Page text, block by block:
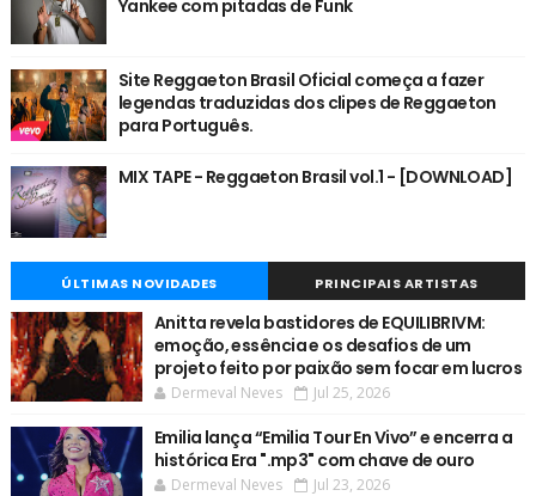
Yankee com pitadas de Funk
Site Reggaeton Brasil Oficial começa a fazer
legendas traduzidas dos clipes de Reggaeton
para Português.
MIX TAPE - Reggaeton Brasil vol.1 - [DOWNLOAD]
ÚLTIMAS NOVIDADES PRINCIPAIS ARTISTAS
Anitta revela bastidores de EQUILIBRIVM:
emoção, essência e os desafios de um
projeto feito por paixão sem focar em lucros
Dermeval Neves Jul 25, 2026
Emilia lança “Emilia Tour En Vivo” e encerra a
histórica Era ".mp3" com chave de ouro
Dermeval Neves Jul 23, 2026